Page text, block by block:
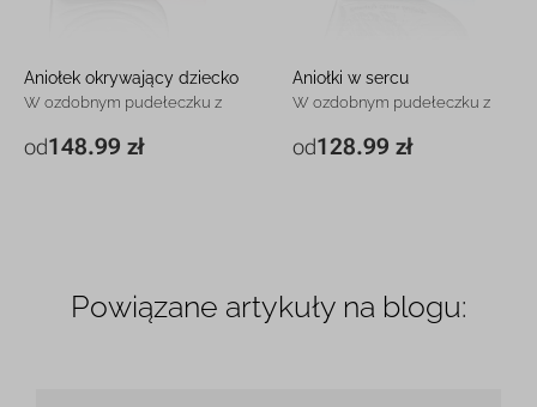
Aniołek okrywający dziecko
W ozdobnym pudełeczku z
od148.99 zł
7,5 x 10 cm Różowy
Aniołki w sercu
W ozdobnym pudełeczku z
od128.99 zł
8 x 7,3 cm Niebieski
Powiązane artykuły na blogu: